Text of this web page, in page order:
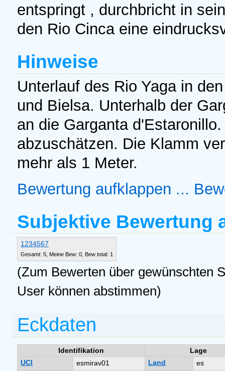
entspringt , durchbricht in
den Rio Cinca eine
Hinweise
Unterlauf des Rio Yaga in
und Bielsa. Unterhalb der
an die Garganta
abzuschätzen. Die Klamm
mehr als 1 Meter.
Bewertung aufklappen ...
Subjektive Bewertung
1 234567
Gesamt: 5, Meine Bew: 0, Bew total: 1
(Zum Bewerten über gewünschten
User können abstimmen)
Eckdaten
Identifikation
Lage
UCI
esmirav01 Land
es